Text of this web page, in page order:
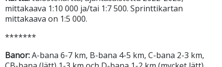
mittakaava 1:10 000 ja/tai 1:7 500. Sprinttikartan
mittakaava on 1:5 000.
*******
Banor:A-bana 6-7 km, B-bana 4-5 km, C-bana 2-3 km,